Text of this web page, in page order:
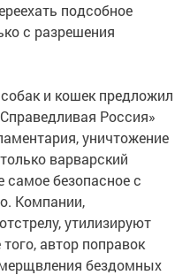
подсобное
с разрешения
и кошек предложил
Россия»
уничтожение
варварский
самое безопасное с
Компании,
утилизируют
автор поправок
бездомных